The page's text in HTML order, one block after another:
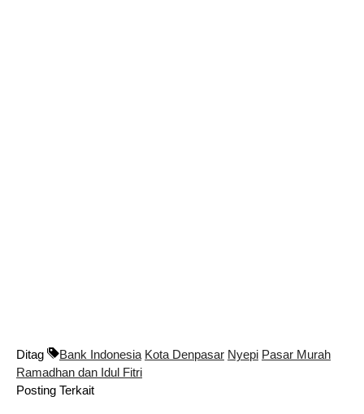
Ditag Bank Indonesia Kota Denpasar Nyepi Pasar Murah
Ramadhan dan Idul Fitri
Posting Terkait